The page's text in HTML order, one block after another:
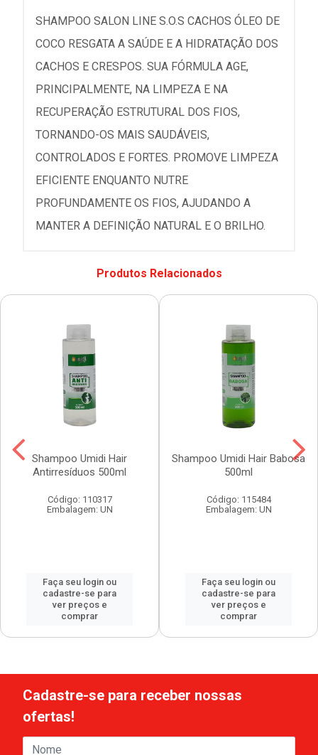
SHAMPOO SALON LINE S.O.S CACHOS ÓLEO DE
COCO RESGATA A SAÚDE E A HIDRATAÇÃO DOS
CACHOS E CRESPOS. SUA FÓRMULA AGE,
PRINCIPALMENTE, NA LIMPEZA E NA
RECUPERAÇÃO ESTRUTURAL DOS FIOS,
TORNANDO-OS MAIS SAUDÁVEIS,
CONTROLADOS E FORTES. PROMOVE LIMPEZA
EFICIENTE ENQUANTO NUTRE
PROFUNDAMENTE OS FIOS, AJUDANDO A
MANTER A DEFINIÇÃO NATURAL E O BRILHO.
Produtos Relacionados
Shampoo Umidi Hair
Antirresíduos 500ml
Código: 110317
Embalagem: UN
Faça seu login ou
cadastre-se para
ver preços e
comprar
Shampoo Umidi Hair Babosa
500ml
Código: 115484
Embalagem: UN
Faça seu login ou
cadastre-se para
ver preços e
comprar
Cadastre-se para receber nossas
ofertas!